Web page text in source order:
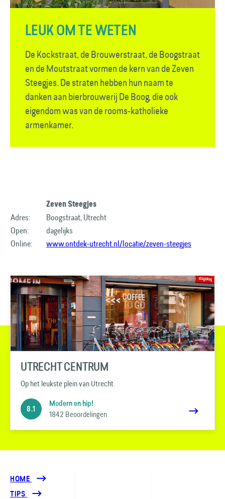
LEUK OM TE WETEN
De Kockstraat, de Brouwerstraat, de Boogstraat
en de Moutstraat vormen de kern van de Zeven
Steegjes. De straten hebben hun naam te
danken aan bierbrouwerij De Boog, die ook
eigendom was van de rooms-katholieke
armenkamer.
Zeven Steegjes
Adres:
Boogstraat, Utrecht
Open:
dagelijks
Online:
www.ontdek-utrecht.nl/locatie/zeven-steegjes
UTRECHT CENTRUM
Op het leukste plein van Utrecht
8.1
Modern en hip!
1842 Beoordelingen
HOME
TIPS